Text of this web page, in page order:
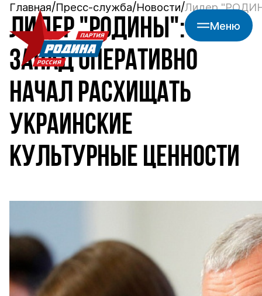
Меню
Главная Пресс-служба Новости Лидер
ЛИДЕР "РОДИНЫ":
ЗАПАД ОПЕРАТИВНО
НАЧАЛ РАСХИЩАТЬ
УКРАИНСКИЕ
КУЛЬТУРНЫЕ ЦЕННОСТИ